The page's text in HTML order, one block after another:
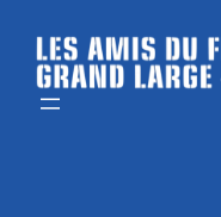
contenu